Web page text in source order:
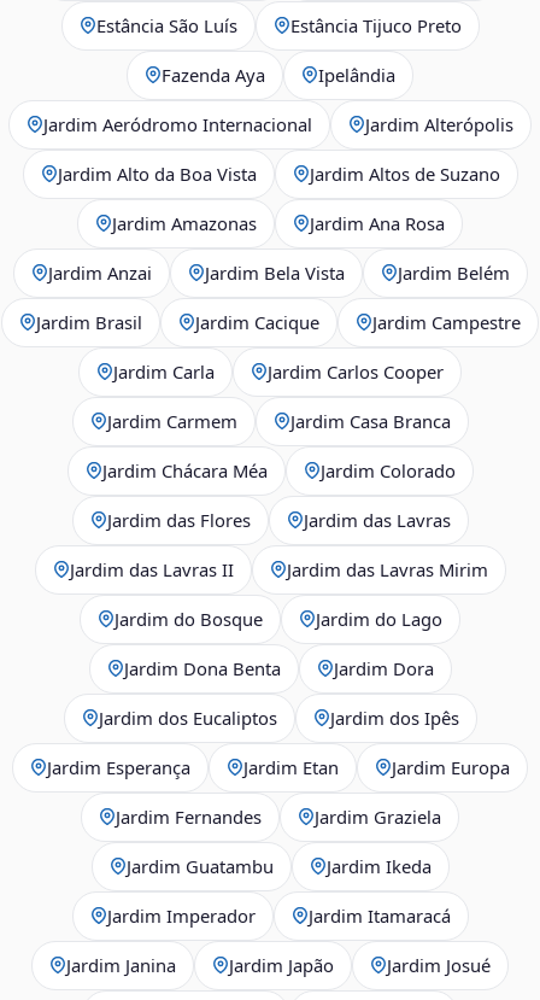
Estância São Luís Estância Tijuco Preto
Fazenda Aya Ipelândia
Jardim Aeródromo Internacional Jardim Alterópolis
Jardim Alto da Boa Vista Jardim Altos de Suzano
Jardim Amazonas Jardim Ana Rosa
Jardim Anzai Jardim Bela Vista Jardim Belém
Jardim Brasil Jardim Cacique Jardim Campestre
Jardim Carla Jardim Carlos Cooper
Jardim Carmem Jardim Casa Branca
Jardim Chácara Méa Jardim Colorado
Jardim das Flores Jardim das Lavras
Jardim das Lavras II Jardim das Lavras Mirim
Jardim do Bosque Jardim do Lago
Jardim Dona Benta Jardim Dora
Jardim dos Eucaliptos Jardim dos Ipês
Jardim Esperança Jardim Etan Jardim Europa
Jardim Fernandes Jardim Graziela
Jardim Guatambu Jardim Ikeda
Jardim Imperador Jardim Itamaracá
Jardim Janina Jardim Japão Jardim Josué